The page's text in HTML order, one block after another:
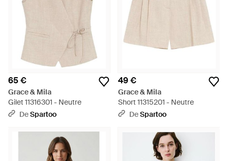
65 €
Grace & Mila
Gilet 11316301 - Neutre
DeSpartoo
49 €
Grace & Mila
Short 11315201 - Neutre
DeSpartoo